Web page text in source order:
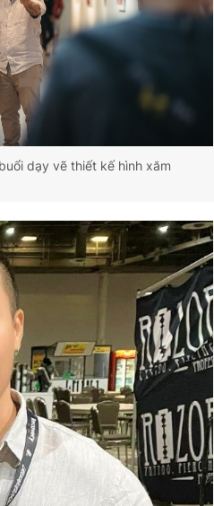
dạy vẽ thiết kế hình xăm